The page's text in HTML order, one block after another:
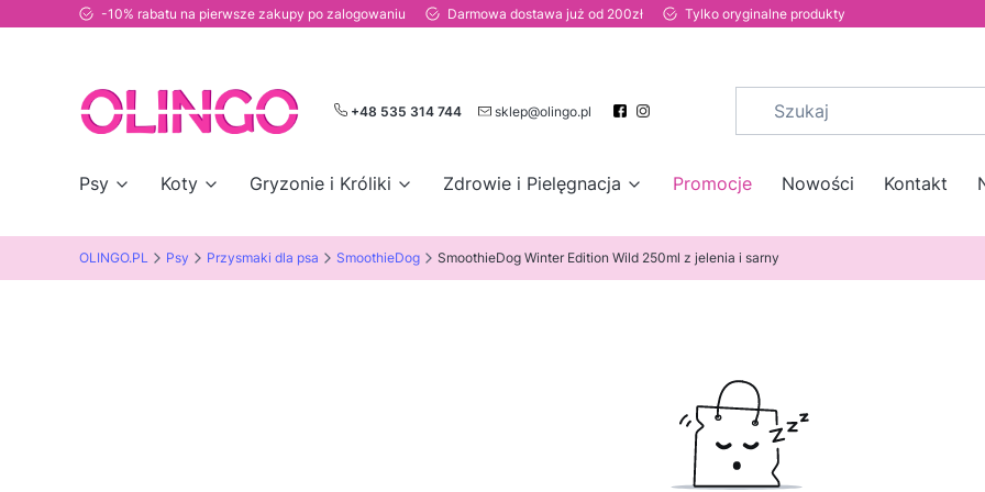
-10% rabatu na pierwsze zakupy po zalogowaniu Darmowa dostawa już od 200zł Tylko oryginalne produkty
+48 535 314 744 sklep@olingo.pl
Psy Koty Gryzonie i Króliki Zdrowie i Pielęgnacja Promocje Nowości Kontakt
OLINGO.PL Psy Przysmaki dla psa SmoothieDog SmoothieDog Winter Edition Wild 250ml z jelenia i sarny